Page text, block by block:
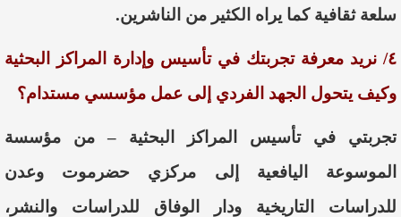
سلعة ثقافية كما يراه الكثير من الناشرين.
٤/ نريد معرفة تجربتك في تأسيس وإدارة المراكز البحثية
وكيف يتحول الجهد الفردي إلى عمل مؤسسي مستدام؟
تجربتي في تأسيس المراكز البحثية – من مؤسسة
الموسوعة اليافعية إلى مركزي حضرموت وعدن
للدراسات التاريخية ودار الوفاق للدراسات والنشر،